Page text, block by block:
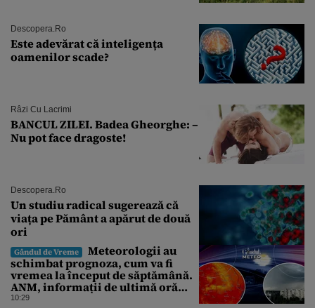
Descopera.ro
Este adevărat că inteligența
oamenilor scade?
Râzi Cu Lacrimi
BANCUL ZILEI. Badea Gheorghe: –
Nu pot face dragoste!
Descopera.ro
Un studiu radical sugerează că
viața pe Pământ a apărut de două
ori
Gândul de Vreme
Meteorologii au
schimbat prognoza, cum va fi
vremea la început de săptămână.
ANM, informații de ultimă oră
pentru Gândul
10:29